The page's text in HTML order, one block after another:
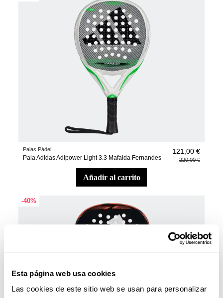
Esta página web usa cookies
Las cookies de este sitio web se usan para personalizar
Palas Pádel
Pala Adidas Adipower Light 3.3 Mafalda Fernandes
121,00 €
220,00 €
añadir al carrito
-40%